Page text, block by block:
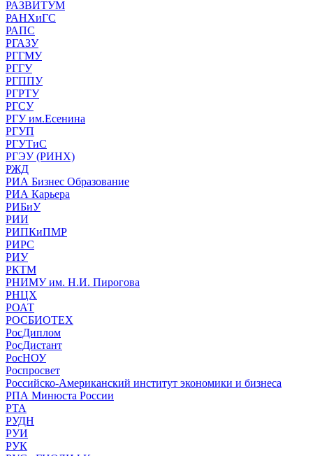
РАЗВИТУМ
РАНХиГС
РАПС
РГАЗУ
РГГМУ
РГГУ
РГППУ
РГРТУ
РГСУ
РГУ им.Есенина
РГУП
РГУТиС
РГЭУ (РИНХ)
РЖД
РИА Бизнес Образование
РИА Карьера
РИБиУ
РИИ
РИПКиПМР
РИРС
РИУ
РКТМ
РНИМУ им. Н.И. Пирогова
РНЦХ
РОАТ
РОСБИОТЕХ
РосДиплом
РосДистант
РосНОУ
Роспросвет
Российско-Американский институт экономики и бизнеса
РПА Минюста России
РТА
РУДН
РУИ
РУК